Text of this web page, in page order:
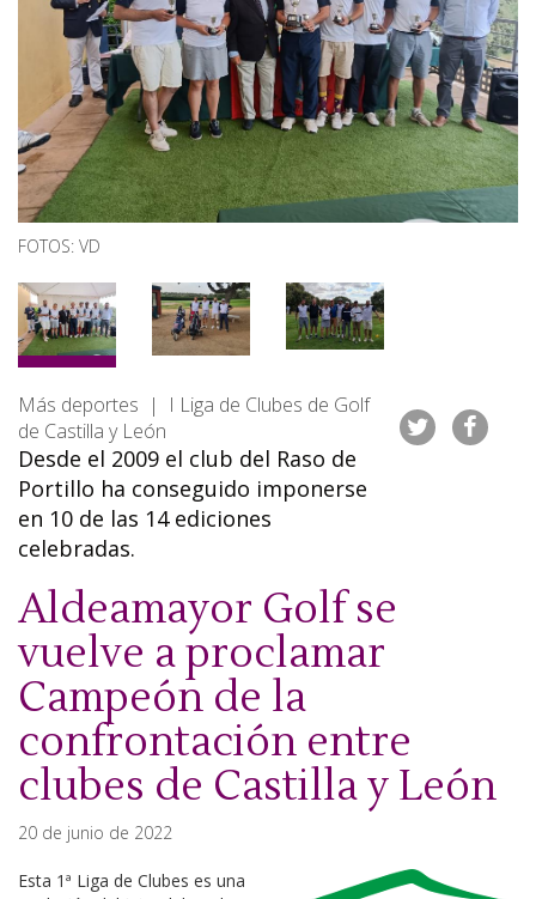
FOTOS: VD
Más deportes | I Liga de Clubes de Golf
de Castilla y León
Desde el 2009 el club del Raso de
Portillo ha conseguido imponerse
en 10 de las 14 ediciones
celebradas.
Aldeamayor Golf se
vuelve a proclamar
Campeón de la
confrontación entre
clubes de Castilla y León
20 de junio de 2022
Esta 1ª Liga de Clubes es una